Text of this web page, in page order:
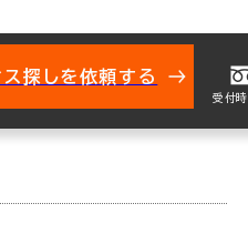
建
ス探しを依頼する
受付